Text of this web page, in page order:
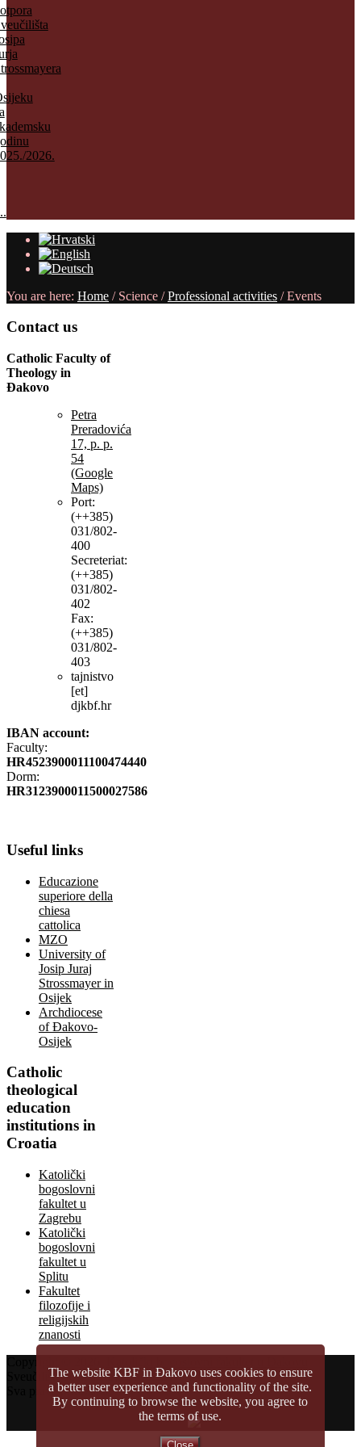
2026.
You are here: Home / Science /Professional activities /Events
Contactus
Catholic Faculty of
Theology in
Đakovo
Petra
Preradovića
17, p. p.
54
(Google
Maps)
Port:
(++385)
031/802-
400
Secreteriat:
(++385)
031/802-
402
Fax:
(++385)
031/802-
403
tajnistvo
[et]
djkbf.hr
IBAN account:
Faculty:
HR4523900011100474440
Dorm:
HR3123900011500027586
Useful links
Educazione
superiore della
chiesa
cattolica
MZO
University of
Josip Juraj
Strossmayer in
Osijek
Archdiocese
of Đakovo-
Osijek
Catholic
theological
education
institutions in
Croatia
Katolički
bogoslovni
fakultet u
Zagrebu
Katolički
bogoslovni
fakultet u
Splitu
Fakultet
filozofije i
religijskih
znanosti
Sveučilište Josipa Jurja Strossmayera u Osijeku
Sva prava pridržana
The website KBF in Đakovo uses cookies to ensure
a better user experience and functionality of the site.
By continuing to browse the website, you agree to
the terms of use.